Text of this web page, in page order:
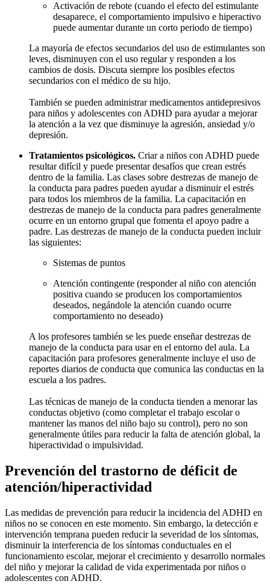
Activación de rebote (cuando el efecto del estimulante
desaparece, el comportamiento impulsivo e hiperactivo
puede aumentar durante un corto periodo de tiempo)
La mayoría de efectos secundarios del uso de estimulantes son
leves, disminuyen con el uso regular y responden a los
cambios de dosis. Discuta siempre los posibles efectos
secundarios con el médico de su hijo.
También se pueden administrar medicamentos antidepresivos
para niños y adolescentes con ADHD para ayudar a mejorar
la atención a la vez que disminuye la agresión, ansiedad y/o
depresión.
Tratamientos psicológicos. Criar a niños con ADHD puede
resultar difícil y puede presentar desafíos que crean estrés
dentro de la familia. Las clases sobre destrezas de manejo de
la conducta para padres pueden ayudar a disminuir el estrés
para todos los miembros de la familia. La capacitación en
destrezas de manejo de la conducta para padres generalmente
ocurre en un entorno grupal que fomenta el apoyo padre a
padre. Las destrezas de manejo de la conducta pueden incluir
las siguientes:
Sistemas de puntos
Atención contingente (responder al niño con atención
positiva cuando se producen los comportamientos
deseados, negándole la atención cuando ocurre
comportamiento no deseado)
A los profesores también se les puede enseñar destrezas de
manejo de la conducta para usar en el entorno del aula. La
capacitación para profesores generalmente incluye el uso de
reportes diarios de conducta que comunica las conductas en la
escuela a los padres.
Las técnicas de manejo de la conducta tienden a menorar las
conductas objetivo (como completar el trabajo escolar o
mantener las manos del niño bajo su control), pero no son
generalmente útiles para reducir la falta de atención global, la
hiperactividad o impulsividad.
Prevención del trastorno de déficit de
atención/hiperactividad
Las medidas de prevención para reducir la incidencia del ADHD en
niños no se conocen en este momento. Sin embargo, la detección e
intervención temprana pueden reducir la severidad de los síntomas,
disminuir la interferencia de los síntomas conductuales en el
funcionamiento escolar, mejorar el crecimiento y desarrollo normales
del niño y mejorar la calidad de vida experimentada por niños o
adolescentes con ADHD.